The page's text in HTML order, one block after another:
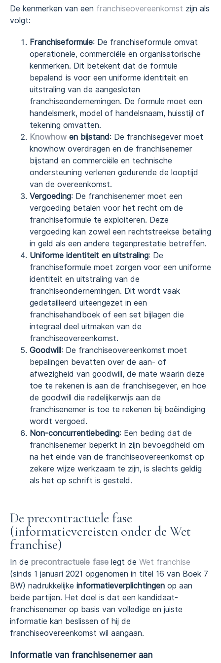
De kenmerken van een franchiseovereenkomst zijn als
volgt:
Franchiseformule: De franchiseformule omvat
operationele, commerciële en organisatorische
kenmerken. Dit betekent dat de formule
bepalend is voor een uniforme identiteit en
uitstraling van de aangesloten
franchiseondernemingen. De formule moet een
handelsmerk, model of handelsnaam, huisstijl of
tekening omvatten.
Knowhow en bijstand: De franchisegever moet
knowhow overdragen en de franchisenemer
bijstand en commerciële en technische
ondersteuning verlenen gedurende de looptijd
van de overeenkomst.
Vergoeding: De franchisenemer moet een
vergoeding betalen voor het recht om de
franchiseformule te exploiteren. Deze
vergoeding kan zowel een rechtstreekse betaling
in geld als een andere tegenprestatie betreffen.
Uniforme identiteit en uitstraling: De
franchiseformule moet zorgen voor een uniforme
identiteit en uitstraling van de
franchiseondernemingen. Dit wordt vaak
gedetailleerd uiteengezet in een
franchisehandboek of een set bijlagen die
integraal deel uitmaken van de
franchiseovereenkomst.
Goodwill: De franchiseovereenkomst moet
bepalingen bevatten over de aan- of
afwezigheid van goodwill, de mate waarin deze
toe te rekenen is aan de franchisegever, en hoe
de goodwill die redelijkerwijs aan de
franchisenemer is toe te rekenen bij beëindiging
wordt vergoed.
Non-concurrentiebeding: Een beding dat de
franchisenemer beperkt in zijn bevoegdheid om
na het einde van de franchiseovereenkomst op
zekere wijze werkzaam te zijn, is slechts geldig
als het op schrift is gesteld.
De precontractuele fase
(informatievereisten onder de Wet
franchise)
In de precontractuele fase legt de Wet franchise
(sinds 1 januari 2021 opgenomen in titel 16 van Boek 7
BW) nadrukkelijke informatieverplichtingen op aan
beide partijen. Het doel is dat een kandidaat-
franchisenemer op basis van volledige en juiste
informatie kan beslissen of hij de
franchiseovereenkomst wil aangaan.
Informatie van franchisenemer aan